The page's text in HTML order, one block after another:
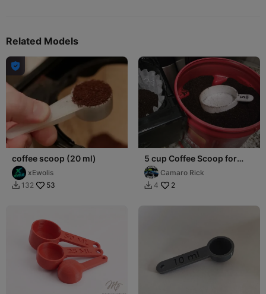
Related Models

coffee scoop (20 ml)
xEwolis
 132 53
5 cup Coffee Scoop for
20oz Perfect scoop
Camaro Rick
 4 2